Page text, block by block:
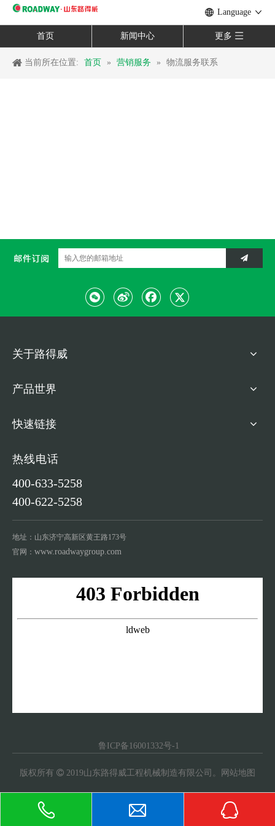
Language
首页 新闻中心 更多
当前所在位置: 首页 » 营销服务 » 物流服务联系
关于路得威
产品世界
快速链接
热线电话
400-633-5258
400-622-5258
地址：山东济宁高新区黄王路173号
官网： www.roadwaygroup.com
鲁ICP备16001332号-1
版权所有  2019山东路得威工程机械制造有限公司。 网站地图